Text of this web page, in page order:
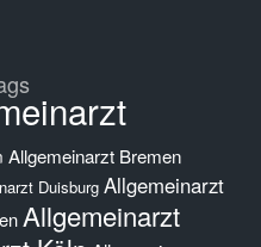
Allgemeinarzt Bremen
Duisburg Allgemeinarzt
Allgemeinarzt